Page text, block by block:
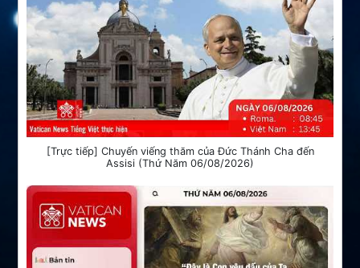
[Trực tiếp] Chuyến viếng thăm của Đức Thánh Cha đến
Assisi (Thứ Năm 06/08/2026)